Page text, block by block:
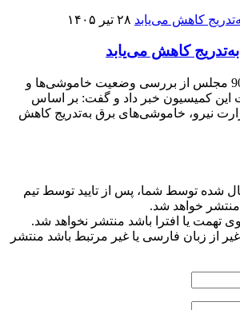
۲۸ تیر ۱۴۰۵
کاهش می‌یابد
عضو کمیسیون اصل 90 مجلس از بررسی وضعیت خاموشی‌ها و
این کمیسیون خبر داد و گفت: بر اساس
نیرو، خاموشی‌های برق به‌تدریج کاهش
شده توسط شما، پس از تایید توسط تیم
خواهد شد.
تهمت یا افترا باشد منتشر نخواهد شد.
غیر از زبان فارسی یا غیر مرتبط باشد منتشر